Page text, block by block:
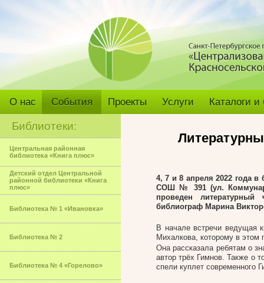
О нас События Проекты Услуги Каталоги
Библиотеки:
Центральная районная
библиотека «Книга плюс»
Детский отдел Центральной
районной библиотеки «Книга
плюс»
Библиотека № 1 «Ивановка»
Библиотека № 2
Библиотека № 4 «Горелово»
4, 7 и 8 апреля 2022 года
СОШ № 391 (ул.
проведен
библиограф Марина
В начале встречи ведущая
Михалкова, которому в этом
Она рассказала ребятам о
автор трёх Гимнов. Также о
спели куплет современного